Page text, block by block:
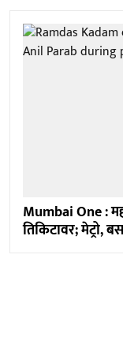
Mumbai One :
तिकिटावर;